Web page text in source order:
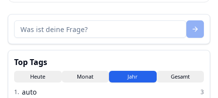
Top Tags
Heute Monat Jahr Gesamt
1. auto
3